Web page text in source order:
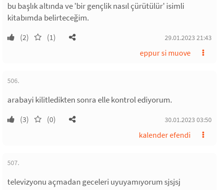
bu başlık altında ve 'bir gençlik nasıl çürütülür' isimli
kitabımda belirteceğim.
(2) (1) 29.01.2023 21:43
eppur si muove
506.
arabayi kilitledikten sonra elle kontrol ediyorum.
(3) (0) 30.01.2023 03:50
kalender efendi
507.
televizyonu açmadan geceleri uyuyamıyorum sjsjsj